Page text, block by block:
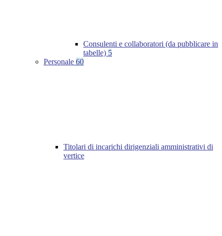
Consulenti e collaboratori (da pubblicare in
tabelle) 5
Personale 60
Titolari di incarichi dirigenziali amministrativi di
vertice